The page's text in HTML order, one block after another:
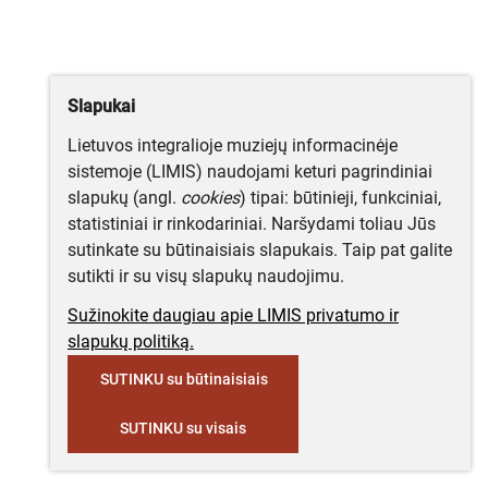
Slapukai
Lietuvos integralioje muziejų informacinėje
sistemoje (LIMIS) naudojami keturi pagrindiniai
slapukų (angl. cookies) tipai: būtinieji, funkciniai,
statistiniai ir rinkodariniai. Naršydami toliau Jūs
sutinkate su būtinaisiais slapukais. Taip pat galite
sutikti ir su visų slapukų naudojimu.
Sužinokite daugiau apie LIMIS privatumo ir
slapukų politiką.
SUTINKU su būtinaisiais
SUTINKU su visais